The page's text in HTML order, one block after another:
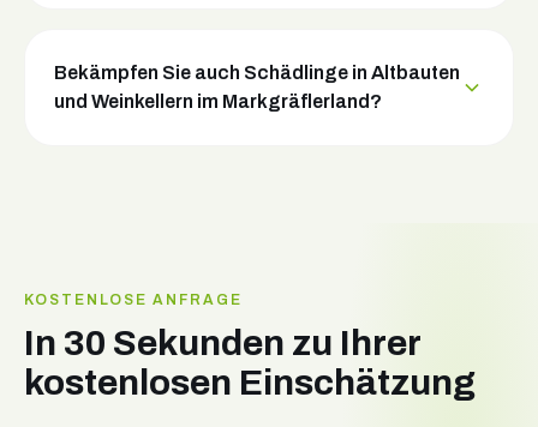
Bekämpfen Sie auch Schädlinge in Altbauten
und Weinkellern im Markgräflerland?
KOSTENLOSE ANFRAGE
In 30 Sekunden zu Ihrer
kostenlosen Einschätzung